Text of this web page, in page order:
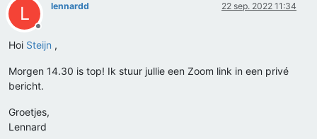
L
Offline
lennardd 22 sep. 2022 11:34
Hoi Steijn ,
Morgen 14.30 is top! Ik stuur jullie een Zoom link in een privé
bericht.
Groetjes,
Lennard